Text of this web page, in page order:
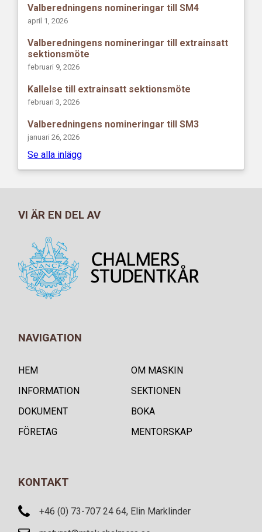
Valberedningens nomineringar till SM4
april 1, 2026
Valberedningens nomineringar till extrainsatt
sektionsmöte
februari 9, 2026
Kallelse till extrainsatt sektionsmöte
februari 3, 2026
Valberedningens nomineringar till SM3
januari 26, 2026
Se alla inlägg
VI ÄR EN DEL AV
NAVIGATION
HEM
OM MASKIN
INFORMATION
SEKTIONEN
DOKUMENT
BOKA
FÖRETAG
MENTORSKAP
KONTAKT
+46 (0) 73-707 24 64, Elin Marklinder